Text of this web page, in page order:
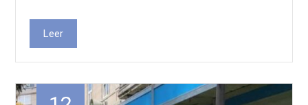
Leer